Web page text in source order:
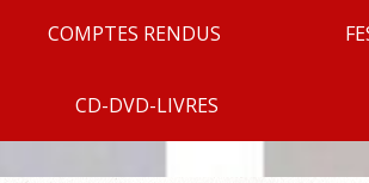
COMPTES RENDUS
CD-DVD-LIVRES